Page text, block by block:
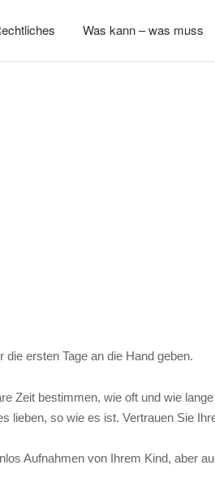
Was kann – was muss
ersten Tage an die Hand geben.
Zeit bestimmen, wie oft und wie
lieben, so wie es ist. Vertrauen Sie
Aufnahmen von Ihrem Kind, aber